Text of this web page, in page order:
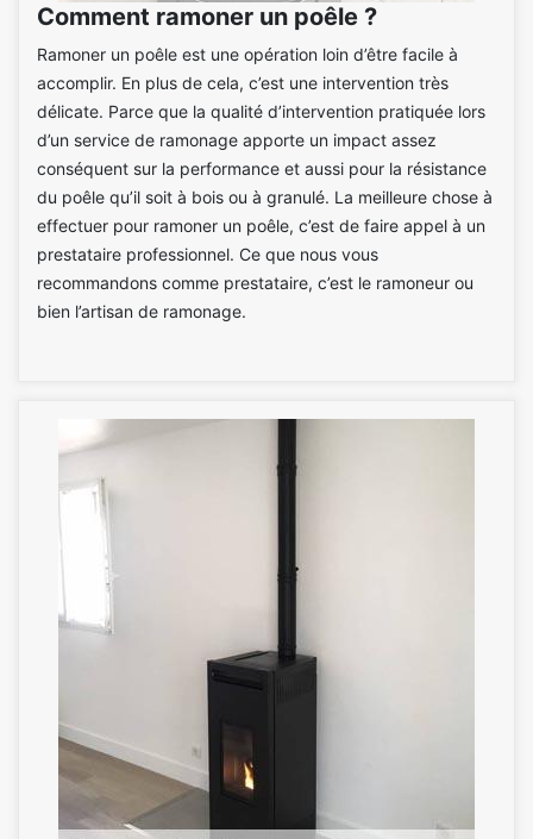
Comment ramoner un poêle ?
Ramoner un poêle est une opération loin d’être facile à
accomplir. En plus de cela, c’est une intervention très
délicate. Parce que la qualité d’intervention pratiquée lors
d’un service de ramonage apporte un impact assez
conséquent sur la performance et aussi pour la résistance
du poêle qu’il soit à bois ou à granulé. La meilleure chose à
effectuer pour ramoner un poêle, c’est de faire appel à un
prestataire professionnel. Ce que nous vous
recommandons comme prestataire, c’est le ramoneur ou
bien l’artisan de ramonage.